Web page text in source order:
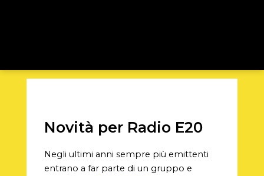
Novità per Radio E20
Negli ultimi anni sempre più emittenti
entrano a far parte di un gruppo e